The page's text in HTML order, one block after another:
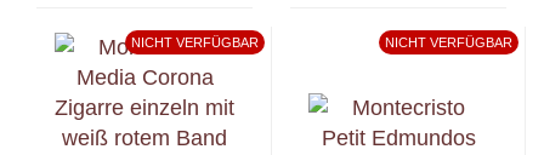
NICHT VERFÜGBAR NICHT VERFÜGBAR